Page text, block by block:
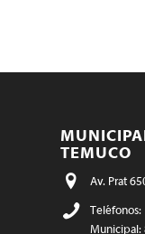
TEMUCO
Av. Prat
Teléfonos:
Municipal: